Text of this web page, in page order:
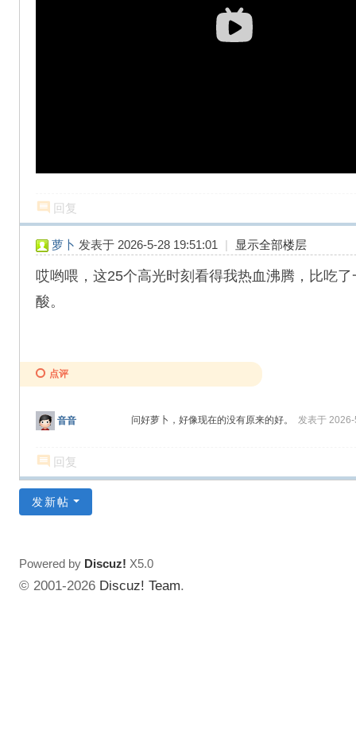
回复
萝卜 发表于 2026-5-28 19:51:01 | 显示全部楼层
哎哟喂，这25个高光时刻看得我热血沸腾，比吃
酸。
点评
音音 问好萝卜，好像现在的没有原来的好。 发表于
回复
发新帖
Powered by Discuz! X5.0
© 2001-2026 Discuz! Team.